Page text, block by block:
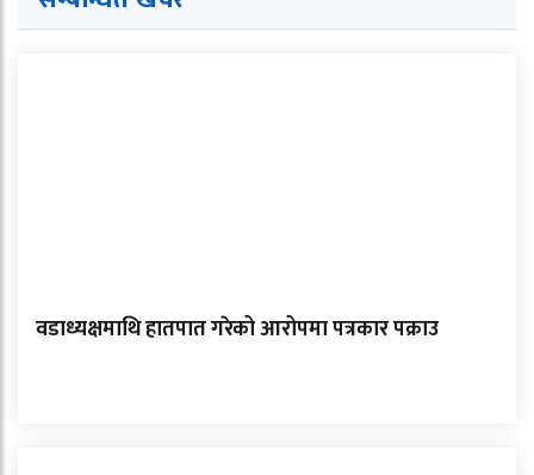
वडाध्यक्षमाथि हातपात गरेको आरोपमा पत्रकार पक्राउ